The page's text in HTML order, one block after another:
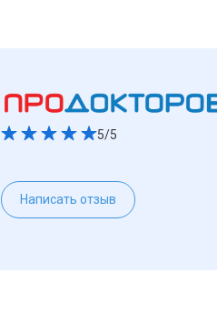
5/5
Написать отзыв